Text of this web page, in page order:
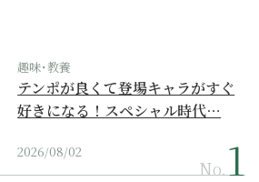
趣味･教養
テンポが良くて登場キャラがすぐ
好きになる！スペシャル時代…
2026/08/02
No.